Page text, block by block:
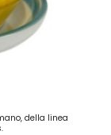
della linea